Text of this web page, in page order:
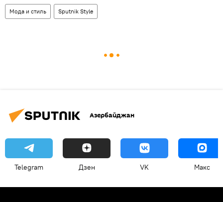
Мода и стиль Sputnik Style
Азербайджан
Telegram Дзен VK Макс